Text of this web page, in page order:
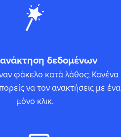
δεδομένων
φάκελο κατά λάθος; Κανένα
να τον ανακτήσεις με ένα
μόνο κλικ.